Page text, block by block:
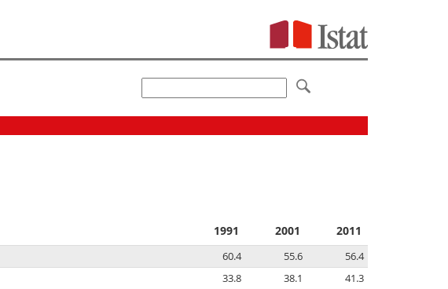
1991 2001 2011
60.4 55.6
56.4
33.8 38.1
41.3